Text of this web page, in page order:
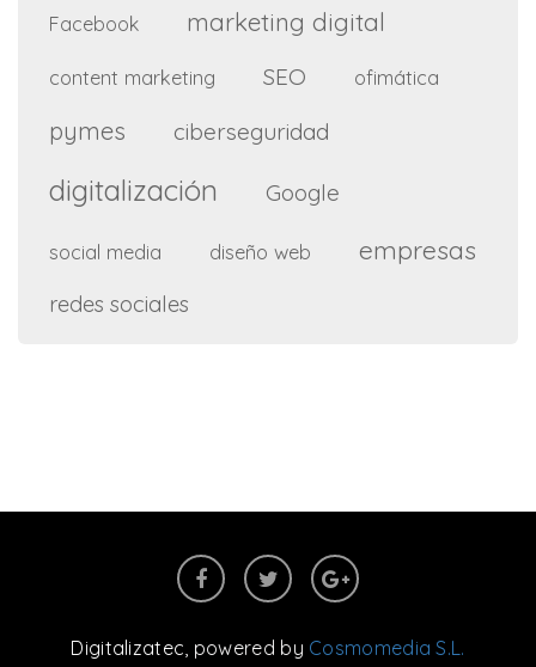
Facebook marketing digital
content marketing SEO ofimática
pymes ciberseguridad
digitalización Google
social media diseño web empresas
redes sociales
Digitalizatec, powered by Cosmomedia S.L.